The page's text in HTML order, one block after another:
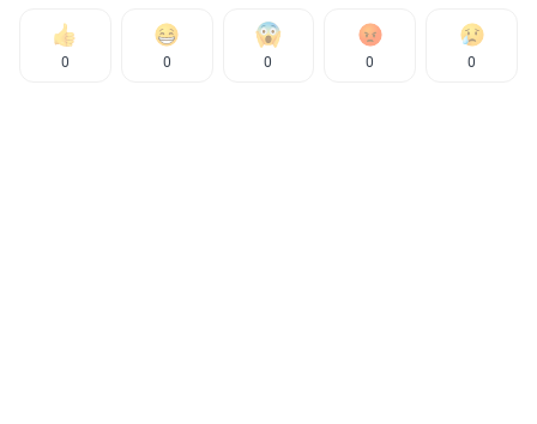
0 0 0 0 0